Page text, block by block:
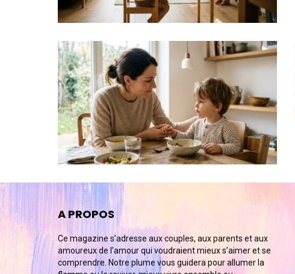
A PROPOS
Ce magazine s’adresse aux couples, aux parents et aux
amoureux de l’amour qui voudraient mieux s’aimer et se
comprendre. Notre plume vous guidera pour allumer la